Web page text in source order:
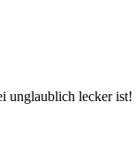
unglaublich lecker ist!